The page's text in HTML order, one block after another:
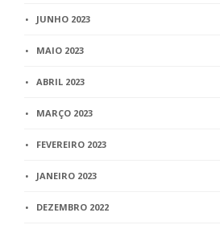
JUNHO 2023
MAIO 2023
ABRIL 2023
MARÇO 2023
FEVEREIRO 2023
JANEIRO 2023
DEZEMBRO 2022